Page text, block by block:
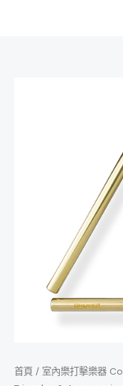
首頁 / 室內樂打擊樂器
三